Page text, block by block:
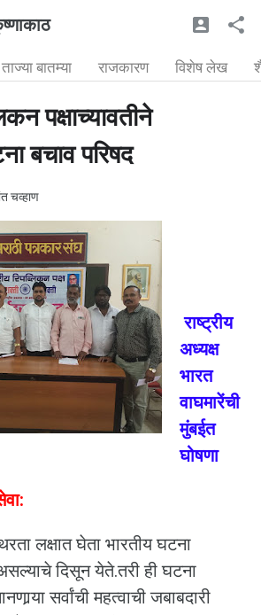
ताज्या बातम्या राजकारण विशेष लेख
पक्षाच्यावतीने
बचाव परिषद
चव्हाण
राष्ट्रीय
अध्यक्ष
भारत
वाघमारेंची
मुंबईत
घोषणा
लक्षात घेता भारतीय घटना
दिसून येते.तरी ही घटना
सर्वांची महत्वाची जबाबदारी